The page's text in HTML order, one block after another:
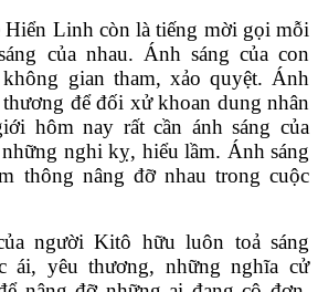
Hiển Linh còn là tiếng mời gọi mỗi
của nhau. Ánh sáng của con
gian tham, xảo quyệt. Ánh
thương để đối xử khoan dung nhân
hôm nay rất cần ánh sáng của
nghi kỵ, hiểu lầm. Ánh sáng
thông nâng đỡ nhau trong cuộc
người Kitô hữu luôn toả sáng
ái, yêu thương, những nghĩa cử